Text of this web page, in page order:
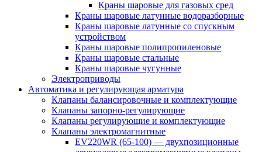
Краны шаровые для газовых сред
Краны шаровые латунные водоразборные
Краны шаровые латунные со спускным
устройством
Краны шаровые полипропиленовые
Краны шаровые стальные
Краны шаровые чугунные
Электроприводы
Автоматика и регулирующая арматура
Клапаны балансировочные и комплектующие
Клапаны запорно-регулирующие
Клапаны регулирующие и комплектующие
Клапаны электромагнитные
EV220WR (65-100) — двухпозиционные